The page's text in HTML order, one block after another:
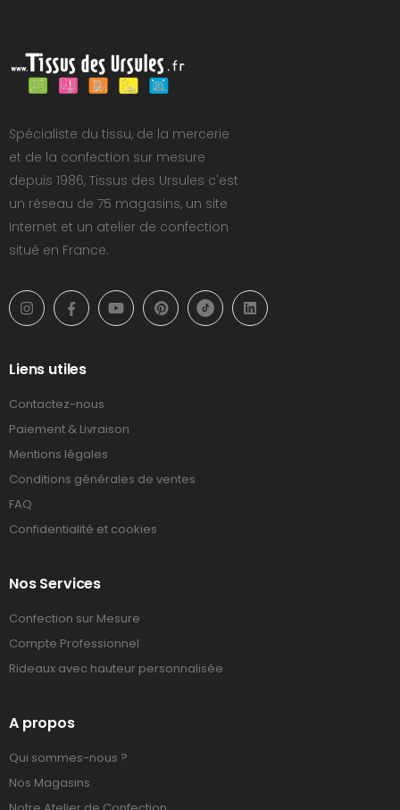
Spécialiste du tissu, de la mercerie
et de la confection sur mesure
depuis 1986, Tissus des Ursules c'est
un réseau de 75 magasins, un site
Internet et un atelier de confection
situé en France.
Liens utiles
Contactez-nous
Paiement & Livraison
Mentions légales
Conditions générales de ventes
FAQ
Confidentialité et cookies
Nos Services
Confection sur Mesure
Compte Professionnel
Rideaux avec hauteur personnalisée
A propos
Qui sommes-nous ?
Nos Magasins